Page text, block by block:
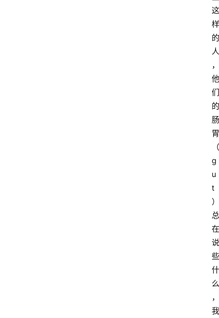
这
样
的
人
，
他
们
的
肠
胃
（
g
u
t
）
总
在
说
些
什
么
，
我